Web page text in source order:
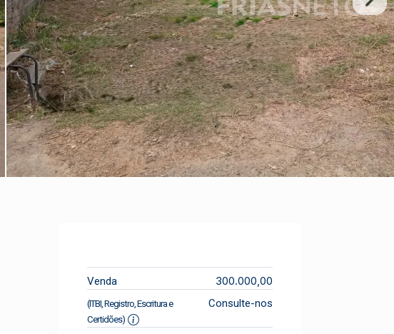
Venda 300.000,00
(ITBI, Registro, Escritura e
Certidões)
Consulte-nos